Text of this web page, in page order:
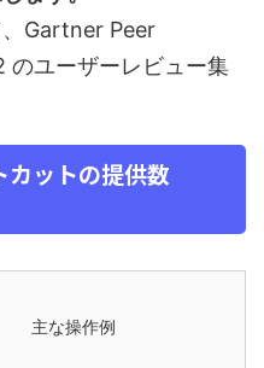
Gartner Peer
のユーザーレビュー集
ットの提供数
主な操作例